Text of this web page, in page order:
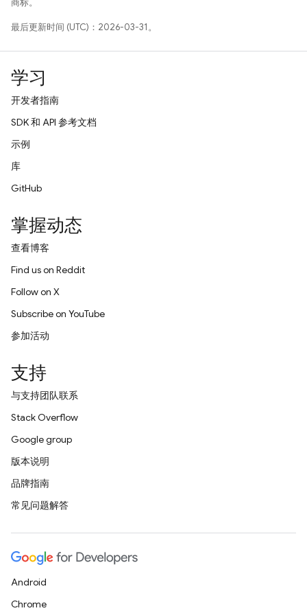
商标。
最后更新时间 (UTC)：2026-03-31。
学习
开发者指南
SDK 和 API 参考文档
示例
库
GitHub
掌握动态
查看博客
Find us on Reddit
Follow on X
Subscribe on YouTube
参加活动
支持
与支持团队联系
Stack Overflow
Google group
版本说明
品牌指南
常见问题解答
Android
Chrome